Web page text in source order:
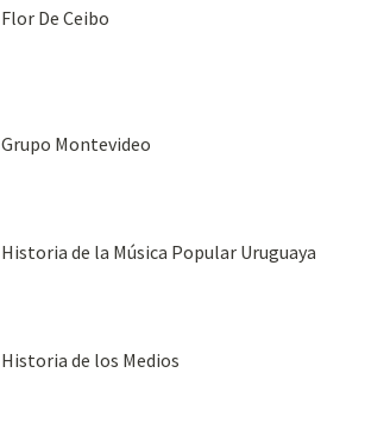
Flor De Ceibo
Grupo Montevideo
Historia de la Música Popular Uruguaya
Historia de los Medios